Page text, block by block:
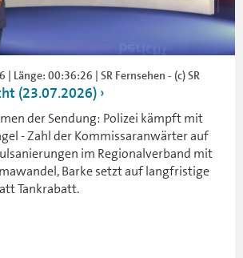
Länge: 00:36:26 | SR Fernsehen - (c) SR
(23.07.2026)
der Sendung: Polizei kämpft mit
- Zahl der Kommissaranwärter auf
im Regionalverband mit
Barke setzt auf langfristige
Tankrabatt.